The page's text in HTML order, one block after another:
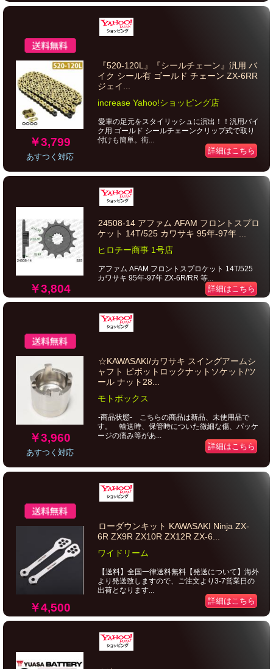
￥3,799
あすつく対応
『520-120L』『シールチェーン』汎用 バ
イク シール有 ゴールド チェーン ZX-6RR
ジェイ...
increase Yahoo!ショッピング店
愛車の足元をスタイリッシュに演出！！汎用バイ
ク用 ゴールド シールチェーンクリップ式で取り
付けも簡単。街...
詳細はこちら
￥3,804
24508-14 アファム AFAM フロントスプロ
ケット 14T/525 カワサキ 95年-97年 ...
ヒロチー商事 1号店
アファム AFAM フロントスプロケット 14T/525
カワサキ 95年-97年 ZX-6R/RR 等...
詳細はこちら
￥3,960
あすつく対応
☆KAWASAKI/カワサキ スイングアームシ
ャフト ピボットロックナットソケット/ツ
ール ナット28...
モトボックス
-商品状態- こちらの商品は新品、未使用品で
す。 輸送時、保管時についた微細な傷、パッケ
ージの痛み等があ...
詳細はこちら
￥4,500
ローダウンキット KAWASAKI Ninja ZX-
6R ZX9R ZX10R ZX12R ZX-6...
ワイドリーム
【送料】全国一律送料無料【発送について】海外
より発送致しますので、ご注文より3-7営業日の
出荷となります...
詳細はこちら